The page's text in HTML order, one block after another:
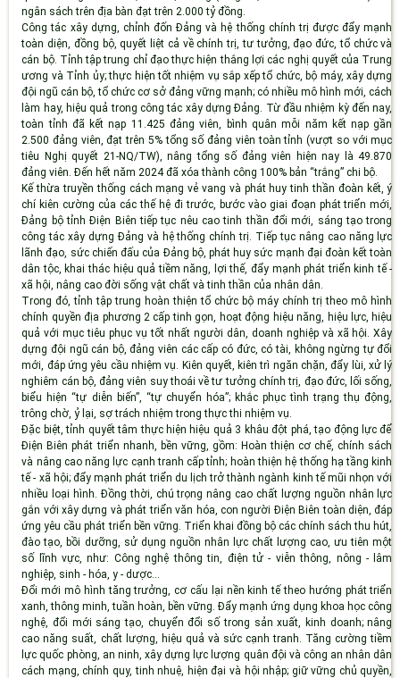
ngân sách trên địa bàn đạt trên 2.000 tỷ đồng.
Công tác xây dựng, chỉnh đốn Đảng và hệ thống chính trị được đẩy mạnh
toàn diện, đồng bộ, quyết liệt cả về chính trị, tư tưởng, đạo đức, tổ chức và
cán bộ. Tỉnh tập trung chỉ đạo thực hiện thắng lợi các nghị quyết của Trung
ương và Tỉnh ủy; thực hiện tốt nhiệm vụ sắp xếp tổ chức, bộ máy, xây dựng
đội ngũ cán bộ, tổ chức cơ sở đảng vững mạnh; có nhiều mô hình mới, cách
làm hay, hiệu quả trong công tác xây dựng Đảng. Từ đầu nhiệm kỳ đến nay,
toàn tỉnh đã kết nạp 11.425 đảng viên, bình quân mỗi năm kết nạp gần
2.500 đảng viên, đạt trên 5% tổng số đảng viên toàn tỉnh (vượt so với mục
tiêu Nghị quyết 21-NQ/TW), nâng tổng số đảng viên hiện nay là 49.870
đảng viên. Đến hết năm 2024 đã xóa thành công 100% bản “trắng” chi bộ.
Kế thừa truyền thống cách mạng vẻ vang và phát huy tinh thần đoàn kết, ý
chí kiên cường của các thế hệ đi trước, bước vào giai đoạn phát triển mới,
Đảng bộ tỉnh Điện Biên tiếp tục nêu cao tinh thần đổi mới, sáng tạo trong
công tác xây dựng Đảng và hệ thống chính trị. Tiếp tục nâng cao năng lực
lãnh đạo, sức chiến đấu của Đảng bộ, phát huy sức mạnh đại đoàn kết toàn
dân tộc, khai thác hiệu quả tiềm năng, lợi thế, đẩy mạnh phát triển kinh tế -
xã hội, nâng cao đời sống vật chất và tinh thần của nhân dân.
Trong đó, tỉnh tập trung hoàn thiện tổ chức bộ máy chính trị theo mô hình
chính quyền địa phương 2 cấp tinh gọn, hoạt động hiệu năng, hiệu lực, hiệu
quả với mục tiêu phục vụ tốt nhất người dân, doanh nghiệp và xã hội. Xây
dựng đội ngũ cán bộ, đảng viên các cấp có đức, có tài, không ngừng tự đổi
mới, đáp ứng yêu cầu nhiệm vụ. Kiên quyết, kiên trì ngăn chặn, đẩy lùi, xử lý
nghiêm cán bộ, đảng viên suy thoái về tư tưởng chính trị, đạo đức, lối sống,
biểu hiện “tự diễn biến”, “tự chuyển hóa”; khắc phục tình trạng thụ động,
trông chờ, ỷ lại, sợ trách nhiệm trong thực thi nhiệm vụ.
Đặc biệt, tỉnh quyết tâm thực hiện hiệu quả 3 khâu đột phá, tạo động lực để
Điện Biên phát triển nhanh, bền vững, gồm: Hoàn thiện cơ chế, chính sách
và nâng cao năng lực cạnh tranh cấp tỉnh; hoàn thiện hệ thống hạ tầng kinh
tế - xã hội; đẩy mạnh phát triển du lịch trở thành ngành kinh tế mũi nhọn với
nhiều loại hình. Đồng thời, chú trọng nâng cao chất lượng nguồn nhân lực
gắn với xây dựng và phát triển văn hóa, con người Điện Biên toàn diện, đáp
ứng yêu cầu phát triển bền vững. Triển khai đồng bộ các chính sách thu hút,
đào tạo, bồi dưỡng, sử dụng nguồn nhân lực chất lượng cao, ưu tiên một
số lĩnh vực, như: Công nghệ thông tin, điện tử - viễn thông, nông - lâm
nghiệp, sinh - hóa, y - dược...
Đổi mới mô hình tăng trưởng, cơ cấu lại nền kinh tế theo hướng phát triển
xanh, thông minh, tuần hoàn, bền vững. Đẩy mạnh ứng dụng khoa học công
nghệ, đổi mới sáng tạo, chuyển đổi số trong sản xuất, kinh doanh; nâng
cao năng suất, chất lượng, hiệu quả và sức cạnh tranh. Tăng cường tiềm
lực quốc phòng, an ninh, xây dựng lực lượng quân đội và công an nhân dân
cách mạng, chính quy, tinh nhuệ, hiện đại và hội nhập; giữ vững chủ quyền,